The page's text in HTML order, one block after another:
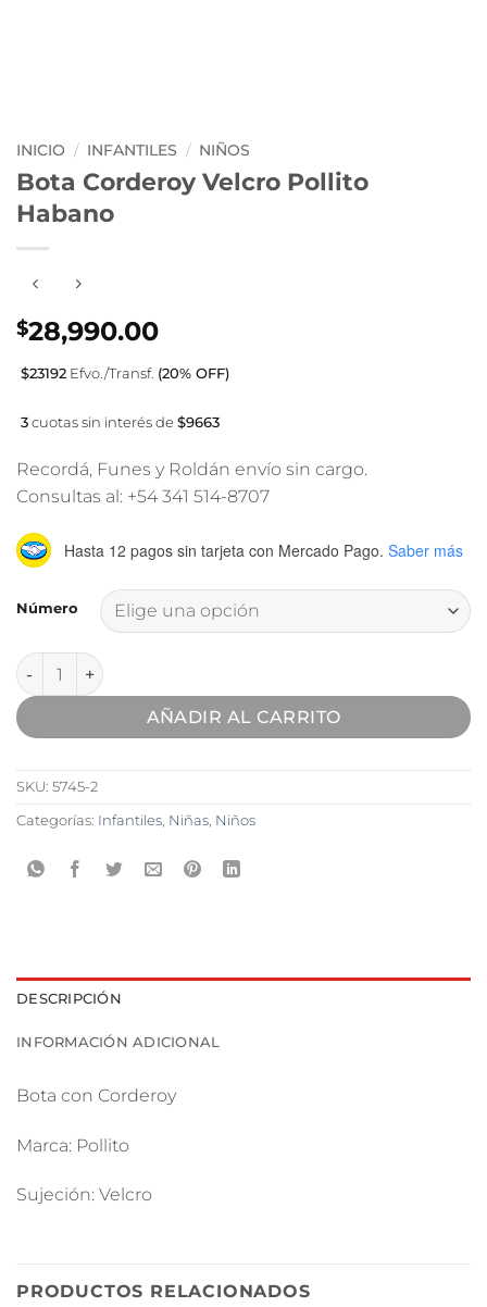
INICIO / INFANTILES / NIÑOS
Bota Corderoy Velcro Pollito
Habano
$28,990.00
$23192 Efvo./Transf. (20% OFF)
3cuotas sin interés de $9663
Recordá, Funes y Roldán envío sin cargo.
Consultas al: +54 341 514-8707
Hasta 12 pagos sin tarjeta con Mercado Pago. Saber más
Número
Bota Corderoy Velcro Pollito Habano cantidad
AÑADIR AL CARRITO
SKU: 5745-2
Categorías: Infantiles Niñas Niños
DESCRIPCIÓN
INFORMACIÓN ADICIONAL
Bota con Corderoy
Marca: Pollito
Sujeción: Velcro
PRODUCTOS RELACIONADOS